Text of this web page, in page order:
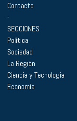
Contacto
-
SECCIONES
Política
Sociedad
La Región
Ciencia y Tecnología
Economía